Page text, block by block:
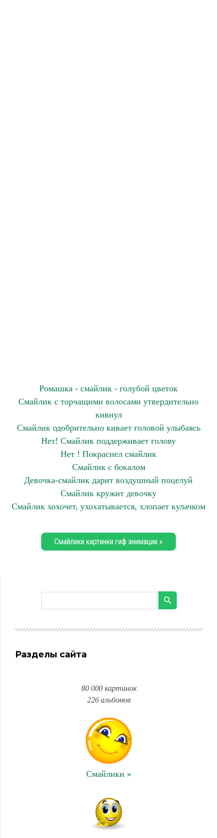
Ромашка - смайлик - голубой цветок
Смайлик с торчащими волосами утвердительно
кивнул
Смайлик одобрительно кивает головой улыбаясь
Нет! Смайлик поддерживает голову
Нет ! Покраснел смайлик
Смайлик с бокалом
Девочка-смайлик дарит воздушный поцелуй
Смайлик кружит девочку
Смайлик хохочет, ухохатывается, хлопает кулачком
Смайлики картинки гиф анимации »
Разделы сайта
80 000 картинок
226 альбомов
Смайлики »